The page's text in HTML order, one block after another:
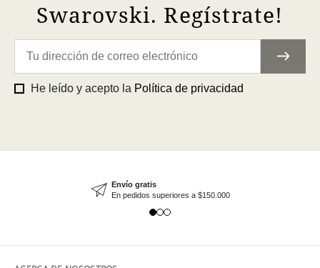
Swarovski. Regístrate!
He leído y acepto la Política de privacidad
Envío gratis
En pedidos superiores a $150.000